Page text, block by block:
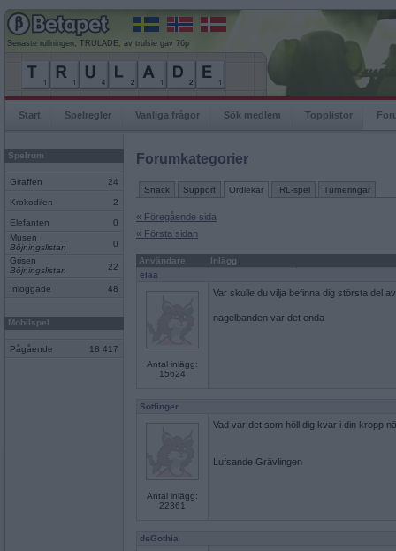
Senaste rullningen, TRULADE, av trulsie gav 76p
Start Spelregler Vanliga frågor Sök medlem Topplistor
Spelrum
Giraffen 24
Krokodilen 2
Elefanten
0
Musen
Böjningslistan
0
Grisen
Böjningslistan
22
Inloggade 48
Mobilspel
Pågående 18 417
Forumkategorier
Snack Support Ordlekar IRL-spel Turneringar
« Föregående sida
« Första sidan
Användare
Inlägg
elaa
Antal inlägg:
15624
Var skulle du vilja befinna dig största del
nagelbanden var det enda
Sotfinger
Antal inlägg:
22361
Vad var det som höll dig kvar i din kropp
Lufsande Grävlingen
deGothia